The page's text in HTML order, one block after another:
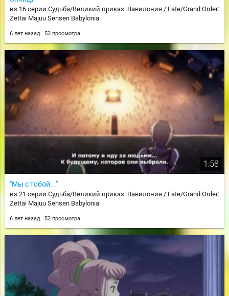
из 16 серии Судьба/Великий приказ: Вавилония / Fate/Grand Order:
Zettai Majuu Sensen Babylonia
6 лет назад 53 просмотра
1:58
"Мы с тобой..."
из 21 серии Судьба/Великий приказ: Вавилония / Fate/Grand Order:
Zettai Majuu Sensen Babylonia
6 лет назад 52 просмотра